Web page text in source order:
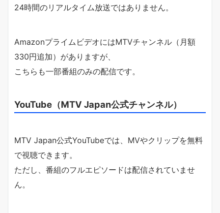
24時間のリアルタイム放送ではありません。
AmazonプライムビデオにはMTVチャンネル（月額
330円追加）がありますが、
こちらも一部番組のみの配信です。
YouTube（MTV Japan公式チャンネル）
MTV Japan公式YouTubeでは、MVやクリップを無料
で視聴できます。
ただし、番組のフルエピソードは配信されていませ
ん。